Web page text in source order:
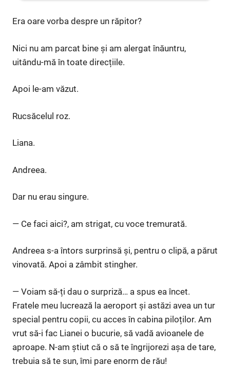
Era oare vorba despre un răpitor?
Nici nu am parcat bine și am alergat înăuntru,
uitându-mă în toate direcțiile.
Apoi le-am văzut.
Rucsăcelul roz.
Liana.
Andreea.
Dar nu erau singure.
— Ce faci aici?, am strigat, cu voce tremurată.
Andreea s-a întors surprinsă și, pentru o clipă, a părut
vinovată. Apoi a zâmbit stingher.
— Voiam să-ți dau o surpriză… a spus ea încet.
Fratele meu lucrează la aeroport și astăzi avea un tur
special pentru copii, cu acces în cabina piloților. Am
vrut să-i fac Lianei o bucurie, să vadă avioanele de
aproape. N-am știut că o să te îngrijorezi așa de tare,
trebuia să te sun, îmi pare enorm de rău!